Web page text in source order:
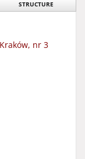
STRUCTURE
nr 3